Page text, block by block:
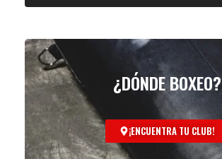
¿DÓNDE BOXEO?
¡ENCUENTRA TU CLUB!